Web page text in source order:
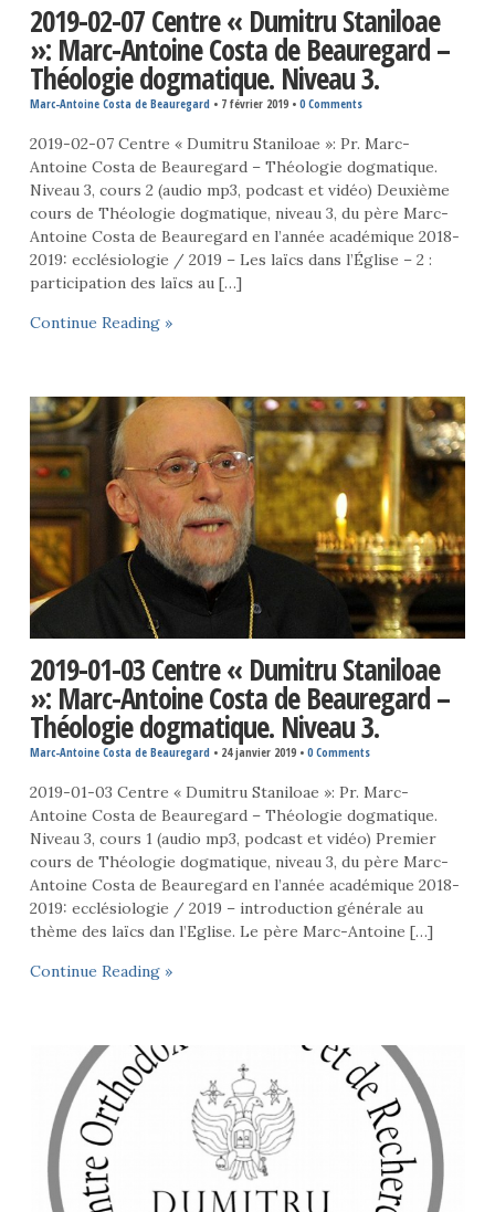
2019-02-07 Centre « Dumitru Staniloae
»: Marc-Antoine Costa de Beauregard –
Théologie dogmatique. Niveau 3.
Marc-Antoine Costa de Beauregard • 7 février 2019• 0 Comments
2019-02-07 Centre « Dumitru Staniloae »: Pr. Marc-
Antoine Costa de Beauregard – Théologie dogmatique.
Niveau 3, cours 2 (audio mp3, podcast et vidéo) Deuxième
cours de Théologie dogmatique, niveau 3, du père Marc-
Antoine Costa de Beauregard en l’année académique 2018-
2019: ecclésiologie / 2019 – Les laïcs dans l’Église – 2 :
participation des laïcs au […]
Continue Reading »
2019-01-03 Centre « Dumitru Staniloae
»: Marc-Antoine Costa de Beauregard –
Théologie dogmatique. Niveau 3.
Marc-Antoine Costa de Beauregard • 24 janvier 2019• 0 Comments
2019-01-03 Centre « Dumitru Staniloae »: Pr. Marc-
Antoine Costa de Beauregard – Théologie dogmatique.
Niveau 3, cours 1 (audio mp3, podcast et vidéo) Premier
cours de Théologie dogmatique, niveau 3, du père Marc-
Antoine Costa de Beauregard en l’année académique 2018-
2019: ecclésiologie / 2019 – introduction générale au
thème des laïcs dan l’Eglise. Le père Marc-Antoine […]
Continue Reading »